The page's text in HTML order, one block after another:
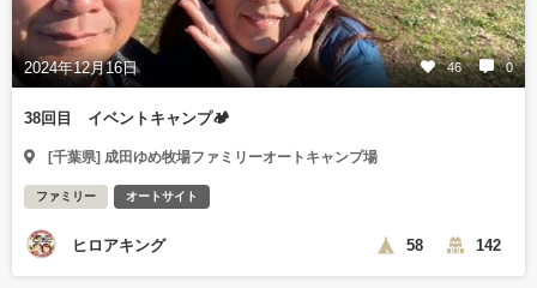
2024年12月16日 46 0
38回目 イベントキャンプ🏕️
[千葉県] 成田ゆめ牧場ファミリーオートキャンプ場
ファミリー オートサイト
ヒロアキング 58 142